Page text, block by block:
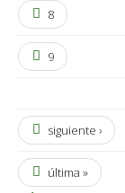
8
9
siguiente ›
última »